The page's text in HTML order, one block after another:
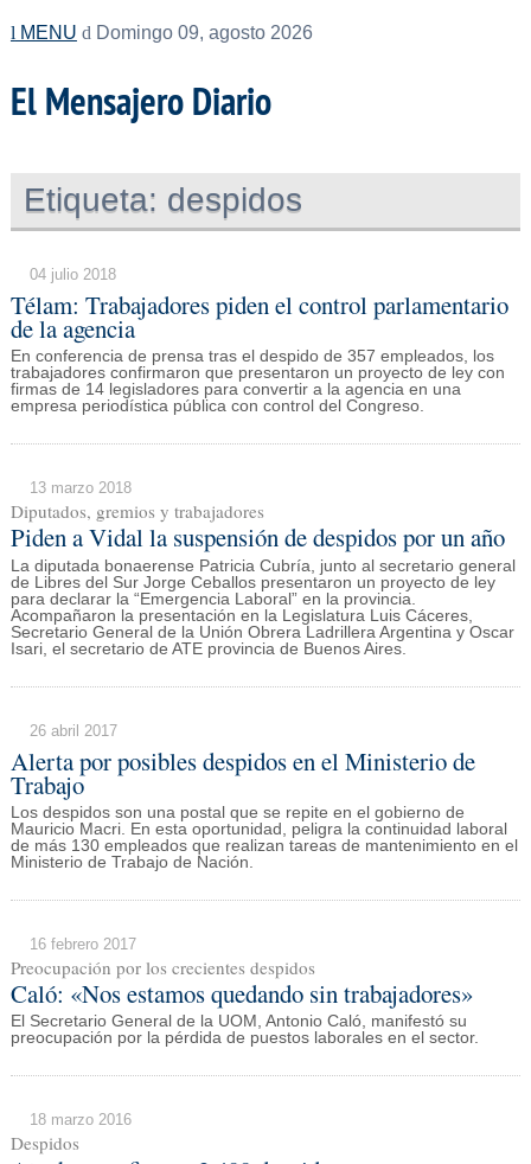
MENU Domingo 09, agosto 2026
El Mensajero Diario
Etiqueta: despidos
04 julio 2018
Télam: Trabajadores piden el control parlamentario
de la agencia
En conferencia de prensa tras el despido de 357 empleados, los
trabajadores confirmaron que presentaron un proyecto de ley con
firmas de 14 legisladores para convertir a la agencia en una
empresa periodística pública con control del Congreso.
13 marzo 2018
Diputados, gremios y trabajadores
Piden a Vidal la suspensión de despidos por un año
La diputada bonaerense Patricia Cubría, junto al secretario general
de Libres del Sur Jorge Ceballos presentaron un proyecto de ley
para declarar la “Emergencia Laboral” en la provincia.
Acompañaron la presentación en la Legislatura Luis Cáceres,
Secretario General de la Unión Obrera Ladrillera Argentina y Oscar
Isari, el secretario de ATE provincia de Buenos Aires.
26 abril 2017
Alerta por posibles despidos en el Ministerio de
Trabajo
Los despidos son una postal que se repite en el gobierno de
Mauricio Macri. En esta oportunidad, peligra la continuidad laboral
de más 130 empleados que realizan tareas de mantenimiento en el
Ministerio de Trabajo de Nación.
16 febrero 2017
Preocupación por los crecientes despidos
Caló: «Nos estamos quedando sin trabajadores»
El Secretario General de la UOM, Antonio Caló, manifestó su
preocupación por la pérdida de puestos laborales en el sector.
18 marzo 2016
Despidos